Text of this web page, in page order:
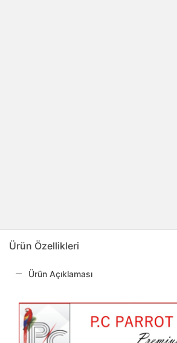
Ürün Özellikleri
Ürün Açıklaması